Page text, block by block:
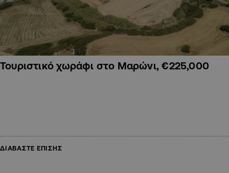
Τουριστικό χωράφι στο Μαρώνι, €225,000
ΔΙΑΒΑΣΤΕ ΕΠΙΣΗΣ